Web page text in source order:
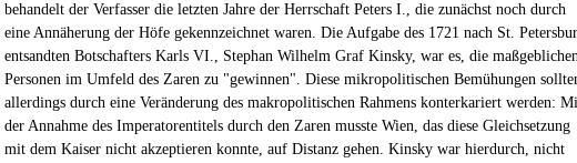
behandelt der Verfasser die letzten Jahre der Herrschaft Peters I., die zunächst noch durch
eine Annäherung der Höfe gekennzeichnet waren. Die Aufgabe des 1721 nach St.
entsandten Botschafters Karls VI., Stephan Wilhelm Graf Kinsky, war es, die
Personen im Umfeld des Zaren zu "gewinnen". Diese mikropolitischen Bemühungen
allerdings durch eine Veränderung des makropolitischen Rahmens konterkariert werden:
der Annahme des Imperatorentitels durch den Zaren musste Wien, das diese Gleichsetzung
mit dem Kaiser nicht akzeptieren konnte, auf Distanz gehen. Kinsky war hierdurch, nicht